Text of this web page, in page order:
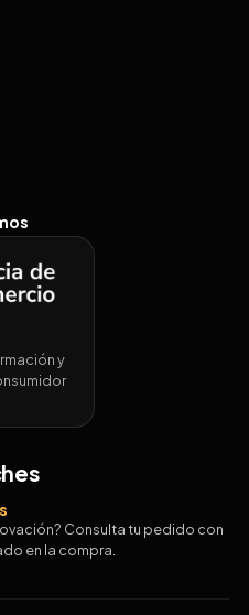
y
Consulta tu pedido con
en la compra.